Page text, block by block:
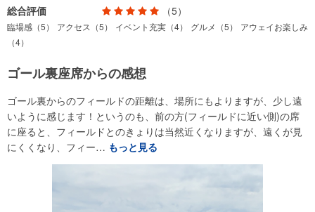
総合評価 （5）
臨場感（5） アクセス（5） イベント充実（4） グルメ（5）
アウェイお楽しみ
（4）
ゴール裏座席からの感想
ゴール裏からのフィールドの距離は、場所にもよりますが、少し遠
いように感じます！というのも、前の方(フィールドに近い側)の席
に座ると、フィールドとのきょりは当然近くなりますが、遠くが見
にくくなり、フィー… もっと見る